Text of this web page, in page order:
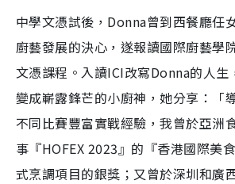
中學文憑試後，Donna曾到西餐廳任
廚藝發展的決心，遂報讀國際廚藝學
文憑課程。入讀ICI改寫Donna的人生
變成嶄露鋒芒的小廚神，她分享：「
不同比賽豐富實戰經驗，我曾於亞洲
事『HOFEX 2023』的『香港國際美
式烹調項目的銀獎；又曾於深圳和廣